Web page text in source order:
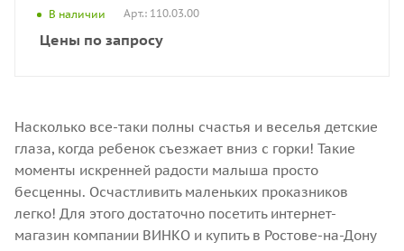
В наличии Арт.: 110.03.00
Цены по запросу
Насколько все-таки полны счастья и веселья детские
глаза, когда ребенок съезжает вниз с горки! Такие
моменты искренней радости малыша просто
бесценны. Осчастливить маленьких проказников
легко! Для этого достаточно посетить интернет-
магазин компании ВИНКО и купить в Ростове-на-Дону